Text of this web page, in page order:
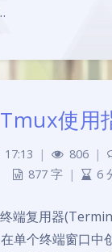
Tmux使用
17:13 | 806 |
877 字 | 6
端复用器
单个终端窗口中